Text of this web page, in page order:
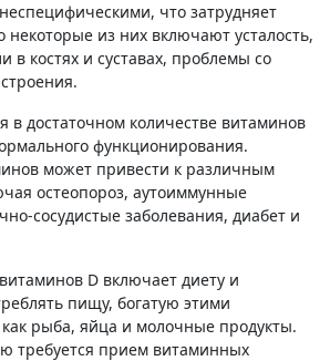
что затрудняет
некоторые из них включают усталость,
в костях и суставах, проблемы со
в достаточном количестве витаминов
функционирования.
может привести к различным
остеопороз, аутоиммунные
сосудистые заболевания, диабет и
D включает диету и
пищу, богатую этими
рыба, яйца и молочные продукты.
требуется прием витаминных